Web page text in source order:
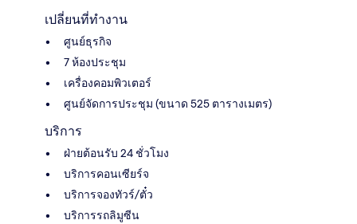
เปลี่ยนที่ทำงาน
ศูนย์ธุรกิจ
7 ห้องประชุม
เครื่องคอมพิวเตอร์
ศูนย์จัดการประชุม (ขนาด 525 ตารางเมตร)
บริการ
ฝ่ายต้อนรับ 24 ชั่วโมง
บริการคอนเซียร์จ
บริการจองทัวร์/ตั๋ว
บริการรถลิมูซีน